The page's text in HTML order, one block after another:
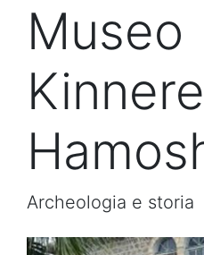
Museo
Archeologia e storia